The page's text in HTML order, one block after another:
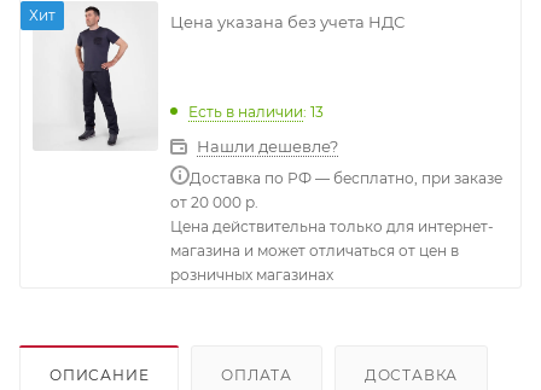
Хит Цена указана без учета НДС
Есть в наличии: 13
Нашли дешевле?
Доставка по РФ — бесплатно, при заказе
от 20 000 р.
Цена действительна только для интернет-
магазина и может отличаться от цен в
розничных магазинах
ОПИСАНИЕ ОПЛАТА ДОСТАВКА